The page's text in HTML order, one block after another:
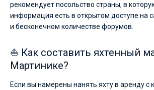
рекомендует посольство страны, в
информация есть в открытом доступе на
и бесконечном количестве форумов.
⛵ Как составить яхтенный
Мартинике?
Если вы намерены нанять яхту в аренду с